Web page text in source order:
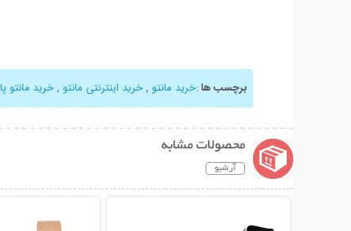
برچسب ها:خرید مانتو ,خرید اینترنتی مانتو ,خرید مانتو
محصولات مشابه
آرشیو